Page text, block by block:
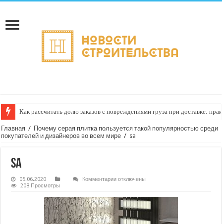
Как рассчитать долю заказов с повреждениями груза при доставке:
Главная / Почему серая плитка пользуется такой популярностью среди
покупателей и дизайнеров во всем мире / sa
sa
05.06.2020 Комментариикотключены
208 Просмотры